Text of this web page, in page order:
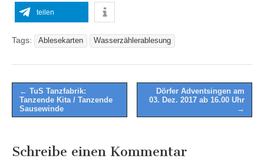
teilen
Tags: Ablesekarten Wasserzählerablesung
Post
navigation
← TuS Tanzfabrik:
Tanzende Kita / Tanzende
Sausewinde
Dörfer Adventsingen am
03. Dez. 2017 ab 16.00 Uhr
→
Schreibe einen Kommentar